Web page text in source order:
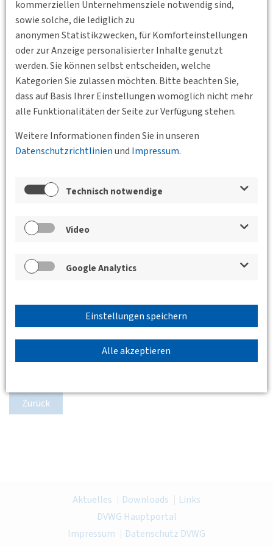
kommerziellen Unternehmensziele notwendig sind,
sowie solche, die lediglich zu
anonymen Statistikzwecken, für Komforteinstellungen
oder zur Anzeige personalisierter Inhalte genutzt
werden. Sie können selbst entscheiden, welche
Kategorien Sie zulassen möchten. Bitte beachten Sie,
dass auf Basis Ihrer Einstellungen womöglich nicht mehr
alle Funktionalitäten der Seite zur Verfügung stehen.
Weitere Informationen finden Sie in unseren
Datenschutzrichtlinienund Impressum.
Technisch notwendige
Video
Google Analytics
Einstellungen speichern
Alle akzeptieren
etwas bringen?
Vortrag von Prof. Dr.-Ing. Wolfgang Dickhaut (HCU Hamburg):
Stadtplanung und Architektur wirklich einen messbaren
Beitrag zum Klimaschutz leisten, wo doch fast nix schwerer
Vortrag und Diskussion finden in den Räumlichkeiten der
Raum 2215. Eine Online-Teilnahme ist via Zoom möglich.
Erfragen Sie den Zugangslink bitte per Mail an
Zurück
Aktuelles Downloads
Links
DVWG Hauptportal
Impressum
Datenschutz DVWG